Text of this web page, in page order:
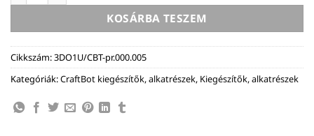
KOSÁRBA TESZEM
Cikkszám:3DO1U/CBT-pr.000.005
Kategóriák:CraftBot kiegészítők, alkatrészek, Kiegészítők, alkatrészek